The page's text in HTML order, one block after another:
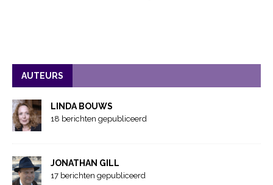
AUTEURS
LINDA BOUWS
18 berichten gepubliceerd
JONATHAN GILL
17 berichten gepubliceerd